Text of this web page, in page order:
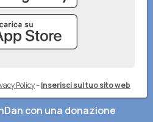
Policy–Inserisci sul tuo sito web
con una donazione